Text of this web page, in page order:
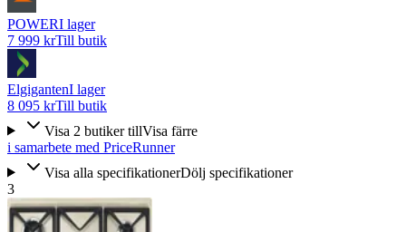
POWERI lager
7 999 krTill butik
ElgigantenI lager
8 095 krTill butik
Visa 2 butiker tillVisa färre
i samarbete med PriceRunner
Visa alla specifikationerDölj specifikationer
3